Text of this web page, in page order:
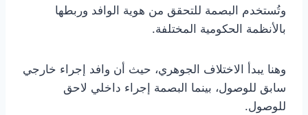
وتُستخدم البصمة للتحقق من هوية الوافد وربطها
بالأنظمة الحكومية المختلفة.
وهنا يبدأ الاختلاف الجوهري، حيث أن وافد إجراء خارجي
سابق للوصول، بينما البصمة إجراء داخلي لاحق
للوصول.